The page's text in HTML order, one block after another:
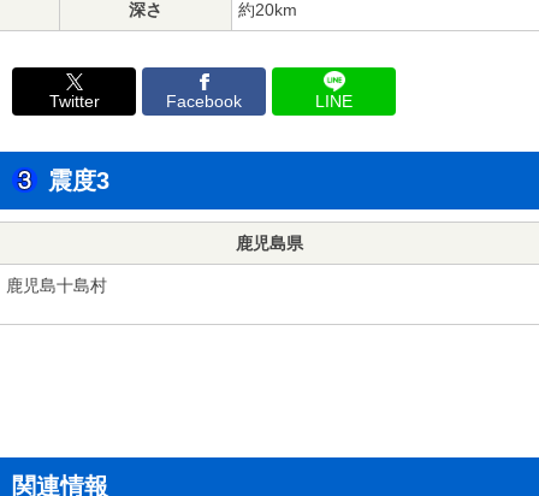
深さ 約20km
Twitter Facebook LINE
震度3
鹿児島県
鹿児島十島村
関連情報